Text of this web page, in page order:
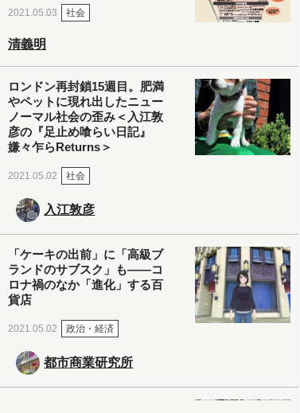
2021.05.03 社会
清義明
ロンドン再封鎖15週目。肥満
やペットに現れ出したニュー
ノーマル社会の歪み＜入江敦
彦の『足止め喰らい日記』
嫌々乍らReturns＞
2021.05.02 社会
入江敦彦
「ケーキの出前」に「高級ブ
ランドのサブスク」も――コ
ロナ禍のなか「進化」する百
貨店
2021.05.02 政治・経済
都市商業研究所